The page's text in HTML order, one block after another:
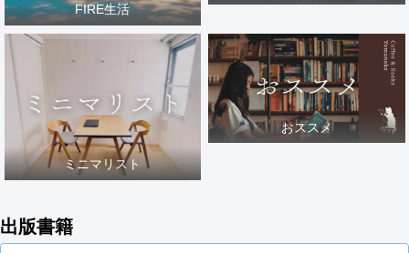
FIRE生活
ミニマリスト
おススメ
出版書籍